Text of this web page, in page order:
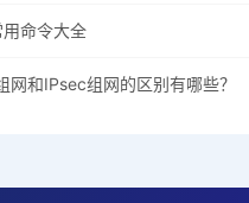
命令大全
网和IPsec组网的区别有哪些？